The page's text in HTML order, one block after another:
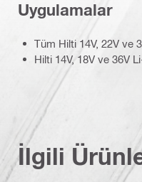
Uygulamalar
Tüm Hilti 14V, 22V ve
Hilti 14V, 18V ve 36V
İlgili